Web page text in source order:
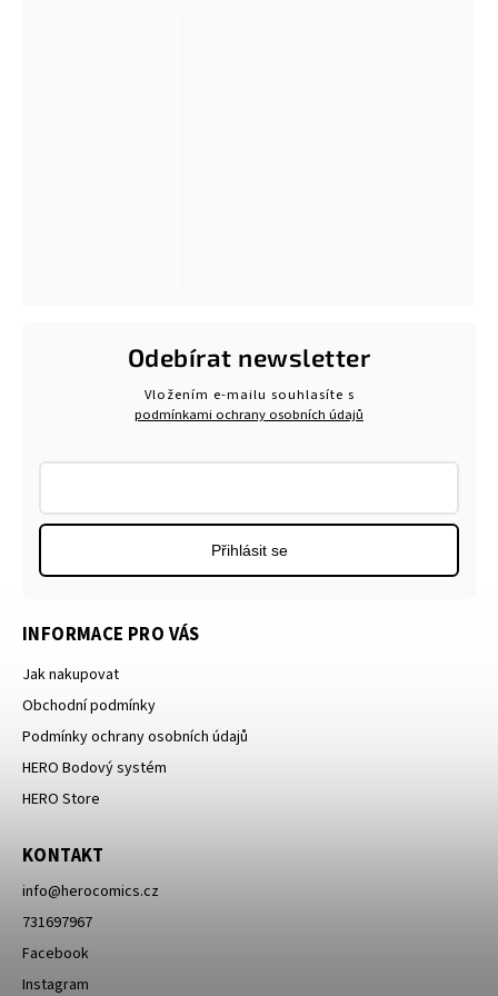
INFORMACE PRO VÁS
Jak nakupovat
Obchodní podmínky
Podmínky ochrany osobních údajů
HERO Bodový systém
HERO Store
KONTAKT
info@herocomics.cz
731697967
Facebook
Instagram
Odebírat newsletter
Vložením e-mailu souhlasíte s
podmínkami ochrany osobních údajů
Přihlásit se